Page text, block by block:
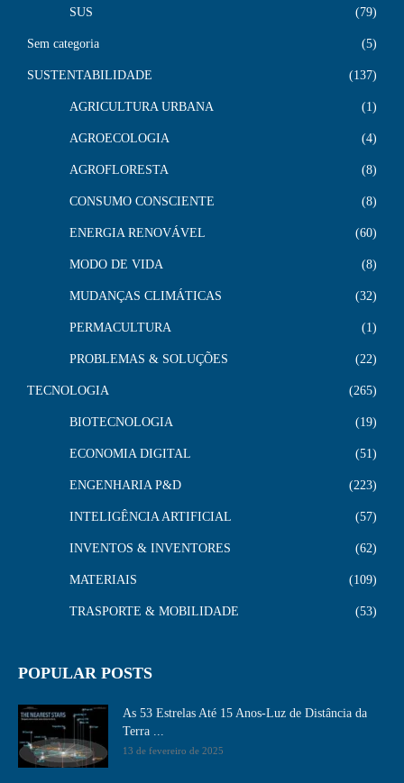
SUS 79
Sem categoria 5
SUSTENTABILIDADE 137
AGRICULTURA URBANA 1
AGROECOLOGIA 4
AGROFLORESTA 8
CONSUMO CONSCIENTE 8
ENERGIA RENOVÁVEL 60
MODO DE VIDA 8
MUDANÇAS CLIMÁTICAS 32
PERMACULTURA 1
PROBLEMAS & SOLUÇÕES 22
TECNOLOGIA 265
BIOTECNOLOGIA 19
ECONOMIA DIGITAL 51
ENGENHARIA P&D 223
INTELIGÊNCIA ARTIFICIAL 57
INVENTOS & INVENTORES 62
MATERIAIS 109
TRASPORTE & MOBILIDADE 53
POPULAR POSTS
As 53 Estrelas Até 15 Anos-Luz de Distância da
Terra ...
13 de fevereiro de 2025